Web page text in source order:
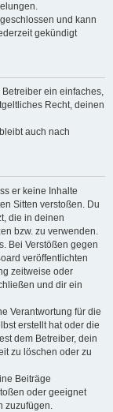
und kann
gekündigt
ein einfaches,
Recht, deinen
auch nach
er keine Inhalte
Sitten verstoßen. Du
die in deinen
bzw. zu verwenden.
Bei Verstößen gegen
veröffentlichten
zeitweise oder
und dir ein
Verantwortung für die
erstellt hat oder die
dem Betreiber, dein
zu löschen oder zu
Beiträge
oder geeignet
zuzufügen.